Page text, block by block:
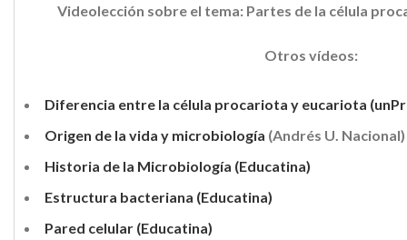
Videolección sobre el tema: Partes de la célula
Otros vídeos:
Diferencia entre la célula procariota y eucariota
Origen de la vida y microbiología (Andrés U. Nacional)
Historia de la Microbiología (Educatina)
Estructura bacteriana (Educatina)
Pared celular (Educatina)